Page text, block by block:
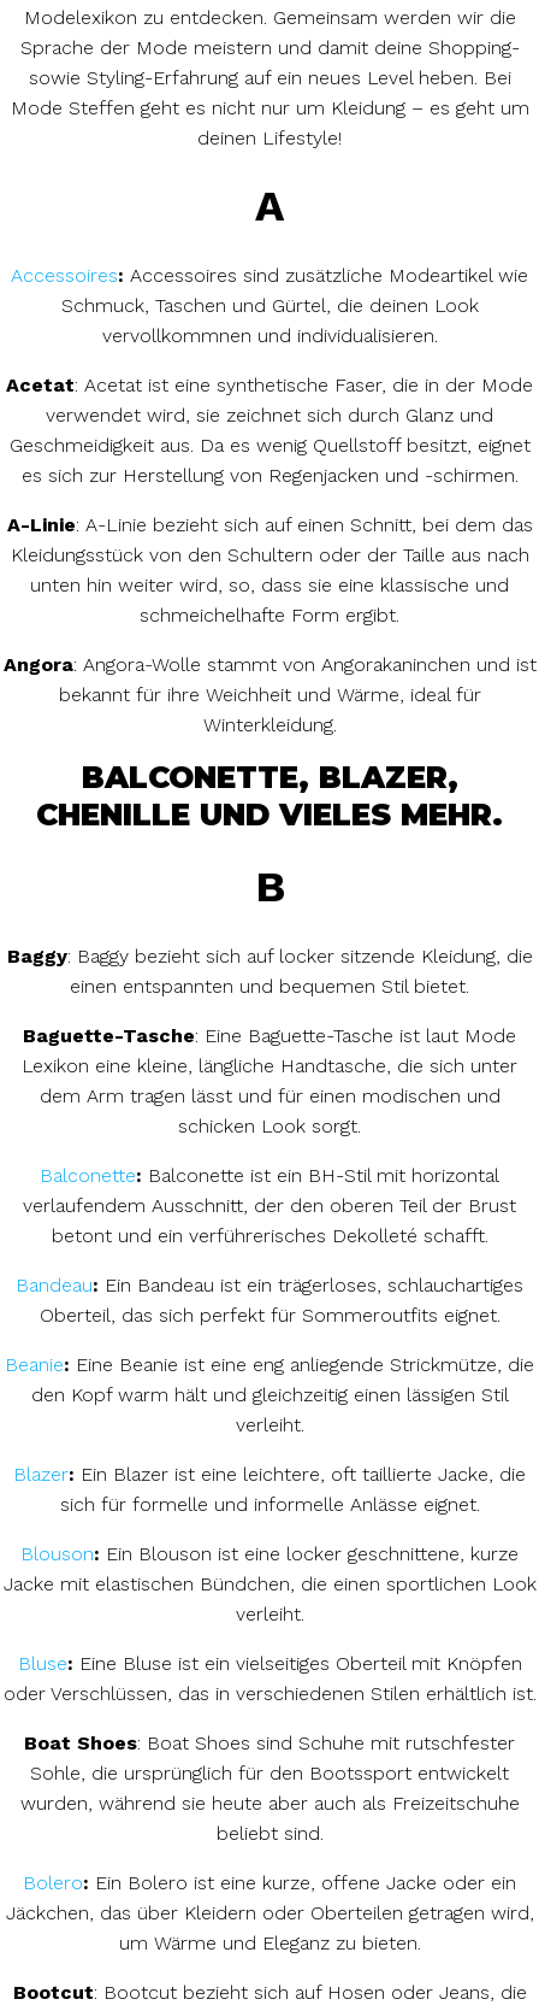
Modelexikon zu entdecken. Gemeinsam werden wir die
Sprache der Mode meistern und damit deine Shopping-
sowie Styling-Erfahrung auf ein neues Level heben. Bei
Mode Steffen geht es nicht nur um Kleidung – es geht um
deinen Lifestyle!
A
Accessoires: Accessoires sind zusätzliche Modeartikel wie
Schmuck, Taschen und Gürtel, die deinen Look
vervollkommnen und individualisieren.
Acetat: Acetat ist eine synthetische Faser, die in der Mode
verwendet wird, sie zeichnet sich durch Glanz und
Geschmeidigkeit aus. Da es wenig Quellstoff besitzt, eignet
es sich zur Herstellung von Regenjacken und -schirmen.
A-Linie: A-Linie bezieht sich auf einen Schnitt, bei dem das
Kleidungsstück von den Schultern oder der Taille aus nach
unten hin weiter wird, so, dass sie eine klassische und
schmeichelhafte Form ergibt.
Angora: Angora-Wolle stammt von Angorakaninchen und ist
bekannt für ihre Weichheit und Wärme, ideal für
Winterkleidung.
BALCONETTE, BLAZER,
CHENILLE UND VIELES MEHR.
B
Baggy: Baggy bezieht sich auf locker sitzende Kleidung, die
einen entspannten und bequemen Stil bietet.
Baguette-Tasche: Eine Baguette-Tasche ist laut Mode
Lexikon eine kleine, längliche Handtasche, die sich unter
dem Arm tragen lässt und für einen modischen und
schicken Look sorgt.
Balconette: Balconette ist ein BH-Stil mit horizontal
verlaufendem Ausschnitt, der den oberen Teil der Brust
betont und ein verführerisches Dekolleté schafft.
Bandeau: Ein Bandeau ist ein trägerloses, schlauchartiges
Oberteil, das sich perfekt für Sommeroutfits eignet.
Beanie: Eine Beanie ist eine eng anliegende Strickmütze, die
den Kopf warm hält und gleichzeitig einen lässigen Stil
verleiht.
Blazer: Ein Blazer ist eine leichtere, oft taillierte Jacke, die
sich für formelle und informelle Anlässe eignet.
Blouson: Ein Blouson ist eine locker geschnittene, kurze
Jacke mit elastischen Bündchen, die einen sportlichen Look
verleiht.
Bluse: Eine Bluse ist ein vielseitiges Oberteil mit Knöpfen
oder Verschlüssen, das in verschiedenen Stilen erhältlich ist.
Boat Shoes: Boat Shoes sind Schuhe mit rutschfester
Sohle, die ursprünglich für den Bootssport entwickelt
wurden, während sie heute aber auch als Freizeitschuhe
beliebt sind.
Bolero: Ein Bolero ist eine kurze, offene Jacke oder ein
Jäckchen, das über Kleidern oder Oberteilen getragen wird,
um Wärme und Eleganz zu bieten.
Bootcut: Bootcut bezieht sich auf Hosen oder Jeans, die